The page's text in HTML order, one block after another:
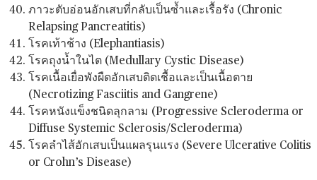
ภาวะตับอ่อนอักเสบที่กลับเป็นซ้ำและเรื้อรัง (Chronic
Relapsing Pancreatitis)
โรคเท้าช้าง (Elephantiasis)
โรคถุงน้ำในไต (Medullary Cystic Disease)
โรคเนื้อเยื่อพังผืดอักเสบติดเชื้อและเป็นเนื้อตาย
(Necrotizing Fasciitis and Gangrene)
โรคหนังแข็งชนิดลุกลาม (Progressive Scleroderma or
Diffuse Systemic Sclerosis/Scleroderma)
โรคลำไส้อักเสบเป็นแผลรุนแรง (Severe Ulcerative Colitis
or Crohn’s Disease)